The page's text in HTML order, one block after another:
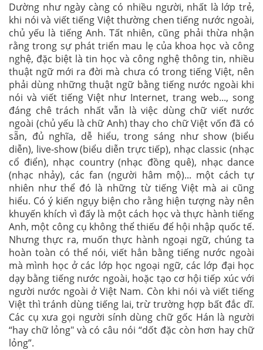
Dường như ngày càng có nhiều người, nhất là lớp trẻ,
khi nói và viết tiếng Việt thường chen tiếng nước ngoài,
chủ yếu là tiếng Anh. Tất nhiên, cũng phải thừa nhận
rằng trong sự phát triển mau lẹ của khoa học và công
nghệ, đặc biệt là tin học và công nghệ thông tin, nhiều
thuật ngữ mới ra đời mà chưa có trong tiếng Việt, nên
phải dùng những thuật ngữ bằng tiếng nước ngoài khi
nói và viết tiếng Việt như Internet, trang web..., song
đáng chê trách nhất vẫn là việc dùng chữ viết nước
ngoài (chủ yếu là chữ Anh) thay cho chữ Việt vốn đã có
sẵn, đủ nghĩa, dễ hiểu, trong sáng như show (biểu
diễn), live-show (biểu diễn trực tiếp), nhạc classic (nhạc
cổ điển), nhạc country (nhạc đồng quê), nhạc dance
(nhạc nhảy), các fan (người hâm mộ)... một cách tự
nhiên như thể đó là những từ tiếng Việt mà ai cũng
hiểu. Có ý kiến ngụy biện cho rằng hiện tượng này nên
khuyến khích vì đấy là một cách học và thực hành tiếng
Anh, một công cụ không thể thiếu để hội nhập quốc tế.
Nhưng thực ra, muốn thực hành ngoại ngữ, chúng ta
hoàn toàn có thể nói, viết hẳn bằng tiếng nước ngoài
mà mình học ở các lớp học ngoại ngữ, các lớp đại học
dạy bằng tiếng nước ngoài, hoặc tạo cơ hội tiếp xúc với
người nước ngoài ở Việt Nam. Còn khi nói và viết tiếng
Việt thì tránh dùng tiếng lai, trừ trường hợp bất đắc dĩ.
Các cụ xưa gọi người sính dùng chữ gốc Hán là người
“hay chữ lỏng" và có câu nói “dốt đặc còn hơn hay chữ
lỏng”.